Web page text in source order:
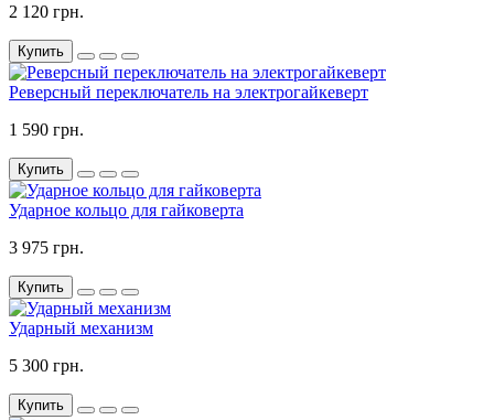
2 120 грн.
Купить
Реверсный переключатель на электрогайкеверт
1 590 грн.
Купить
Ударное кольцо для гайковерта
3 975 грн.
Купить
Ударный механизм
5 300 грн.
Купить